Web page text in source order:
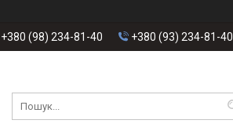
+380 (98) 234-81-40 +380 (93) 234-81-40